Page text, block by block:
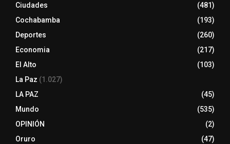
Ciudades
(481)
Cochabamba
(193)
Deportes
(260)
Economia
(217)
El Alto
(103)
La Paz (1.027)
LA PAZ
(45)
Mundo
(535)
OPINIÓN
(2)
Oruro
(47)